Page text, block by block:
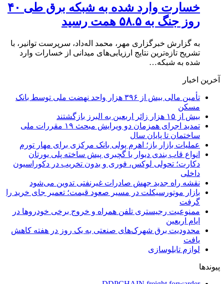
خسارت وارد شده به شبکه برق طی ۴۰
روز جنگ به ۵۸.۵ همت رسید
به گزارش خبرگزاری مهر، محمد اله‌داد، سرپرست توانیر، با
تشریح تازه‌ترین نتایج ارزیابی‌های میدانی از خسارات وارد
شده به شبکه…
آخرین اخبار
تأمین مالی بیش از ۳۹۶ هزار واحد نهضت ملی توسط بانک
مسکن
بیش از ۱۵ هزار زائر اربعین به البرز بازگشتند
تمدید اجرای همزمان دو ویرایش مبحث ۱۹ مقررات ملی
ساختمان تا پایان سال
عملیات بازار باز؛ اهرم پولی بانک مرکزی برای مهار تورم
انواع قاب بندی دیوار با گچبری پیش ساخته پلی یورتان
دکارت؛ تحولی لوکس، فوری و بدون تخریب در دکوراسیون
داخلی
نقشه راه جدید جهش صادرات غیرنفتی تدوین می‌شود
بازار موتورسیکلت در مسیر صعود قیمت؛ تعمیر جای خرید را
گرفت
ممنوعیت رجیستری تلفن همراه و خروج برخی خودروها در
ایام اربعین
محدودیت برق شهرک‌های صنعتی به یک روز در هفته کاهش
یافت
لوازم تابلوسازی
پیوندها